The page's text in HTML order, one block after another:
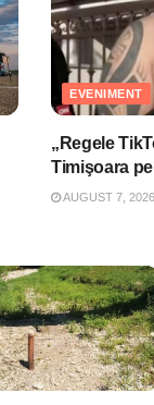
EVENIMENT
„Regele
Timişoara
AUGUST 7, 2026